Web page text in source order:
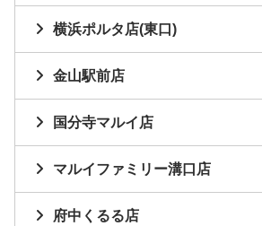
横浜ポルタ店(東口)
金山駅前店
国分寺マルイ店
マルイファミリー溝口店
府中くるる店